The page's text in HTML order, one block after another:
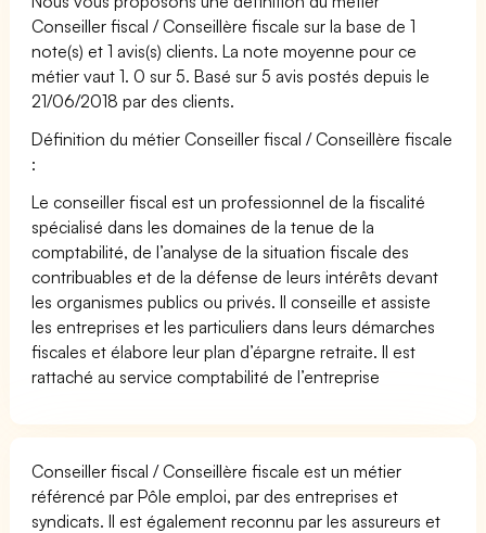
Conseiller fiscal / Conseillère fiscale sur la base de 1
note(s) et 1 avis(s) clients. La note moyenne pour ce
métier vaut 1. 0 sur 5. Basé sur 5 avis postés depuis le
21/06/2018 par des clients.
Définition du métier Conseiller fiscal / Conseillère fiscale
:
Le conseiller fiscal est un professionnel de la fiscalité
spécialisé dans les domaines de la tenue de la
comptabilité, de l’analyse de la situation fiscale des
contribuables et de la défense de leurs intérêts devant
les organismes publics ou privés. Il conseille et assiste
les entreprises et les particuliers dans leurs démarches
fiscales et élabore leur plan d’épargne retraite. Il est
rattaché au service comptabilité de l’entreprise
Conseiller fiscal / Conseillère fiscale est un métier
référencé par Pôle emploi, par des entreprises et
syndicats. Il est également reconnu par les assureurs et